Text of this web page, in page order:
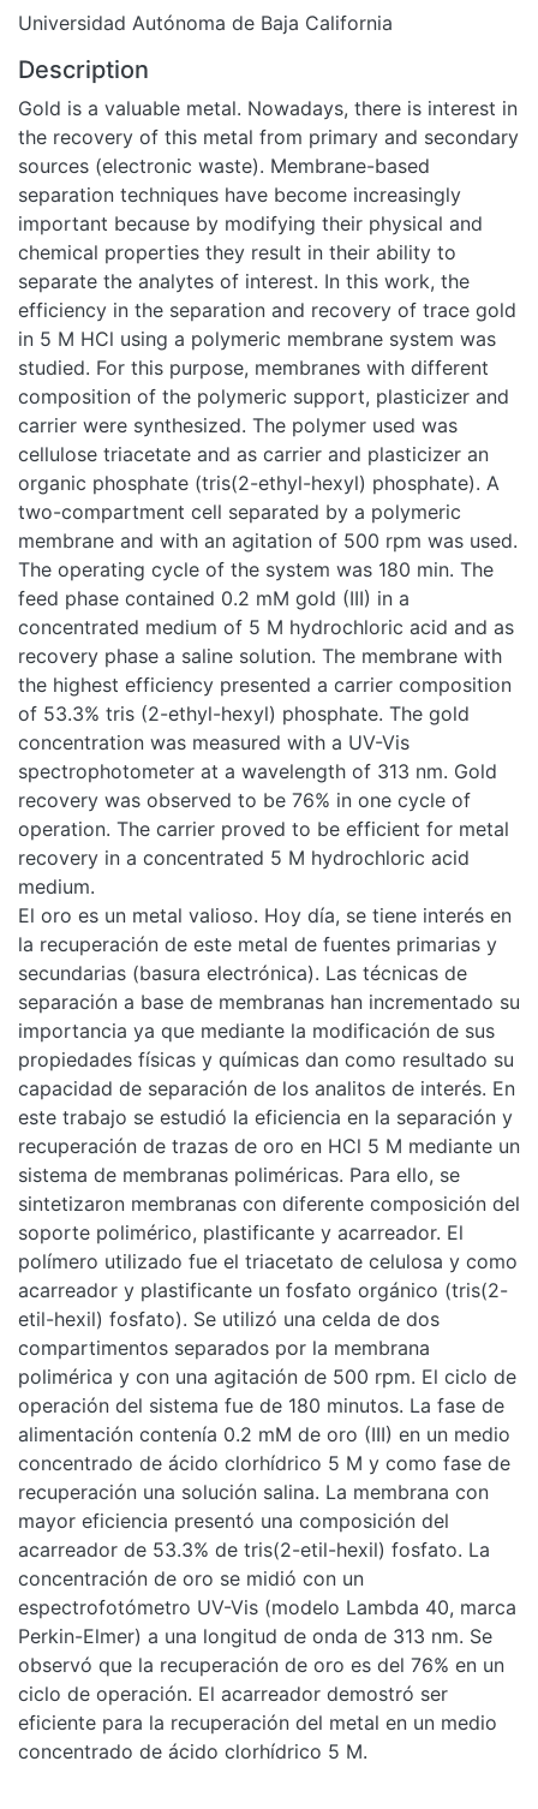
Universidad Autónoma de Baja California
Description
Gold is a valuable metal. Nowadays, there is interest in
the recovery of this metal from primary and secondary
sources (electronic waste). Membrane-based
separation techniques have become increasingly
important because by modifying their physical and
chemical properties they result in their ability to
separate the analytes of interest. In this work, the
efficiency in the separation and recovery of trace gold
in 5 M HCl using a polymeric membrane system was
studied. For this purpose, membranes with different
composition of the polymeric support, plasticizer and
carrier were synthesized. The polymer used was
cellulose triacetate and as carrier and plasticizer an
organic phosphate (tris(2-ethyl-hexyl) phosphate). A
two-compartment cell separated by a polymeric
membrane and with an agitation of 500 rpm was used.
The operating cycle of the system was 180 min. The
feed phase contained 0.2 mM gold (III) in a
concentrated medium of 5 M hydrochloric acid and as
recovery phase a saline solution. The membrane with
the highest efficiency presented a carrier composition
of 53.3% tris (2-ethyl-hexyl) phosphate. The gold
concentration was measured with a UV-Vis
spectrophotometer at a wavelength of 313 nm. Gold
recovery was observed to be 76% in one cycle of
operation. The carrier proved to be efficient for metal
recovery in a concentrated 5 M hydrochloric acid
medium.
El oro es un metal valioso. Hoy día, se tiene interés en
la recuperación de este metal de fuentes primarias y
secundarias (basura electrónica). Las técnicas de
separación a base de membranas han incrementado su
importancia ya que mediante la modificación de sus
propiedades físicas y químicas dan como resultado su
capacidad de separación de los analitos de interés. En
este trabajo se estudió la eficiencia en la separación y
recuperación de trazas de oro en HCl 5 M mediante un
sistema de membranas poliméricas. Para ello, se
sintetizaron membranas con diferente composición del
soporte polimérico, plastificante y acarreador. El
polímero utilizado fue el triacetato de celulosa y como
acarreador y plastificante un fosfato orgánico (tris(2-
etil-hexil) fosfato). Se utilizó una celda de dos
compartimentos separados por la membrana
polimérica y con una agitación de 500 rpm. El ciclo de
operación del sistema fue de 180 minutos. La fase de
alimentación contenía 0.2 mM de oro (III) en un medio
concentrado de ácido clorhídrico 5 M y como fase de
recuperación una solución salina. La membrana con
mayor eficiencia presentó una composición del
acarreador de 53.3% de tris(2-etil-hexil) fosfato. La
concentración de oro se midió con un
espectrofotómetro UV-Vis (modelo Lambda 40, marca
Perkin-Elmer) a una longitud de onda de 313 nm. Se
observó que la recuperación de oro es del 76% en un
ciclo de operación. El acarreador demostró ser
eficiente para la recuperación del metal en un medio
concentrado de ácido clorhídrico 5 M.